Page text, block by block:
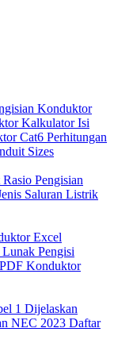
Konduktor
Kalkulator Isi
Cat6 Perhitungan
Sizes
Rasio Pengisian
Saluran Listrik
Excel
Lunak Pengisi
Konduktor
1 Dijelaskan
NEC 2023 Daftar